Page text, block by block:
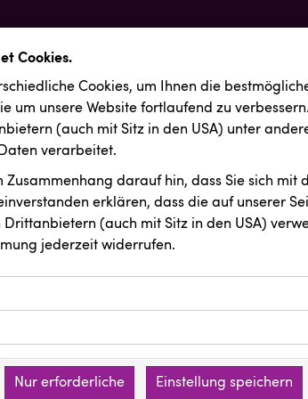
Cookies.
Cookies, um Ihnen die
um unsere Website fortlaufend zu
(auch mit Sitz in den USA) unter
verarbeitet.
Zusammenhang darauf hin, dass Sie sich mit
erklären, dass die auf unserer
Drittanbietern (auch mit Sitz in den USA)
jederzeit widerrufen.
ermöglichen grundlegende Funktionen und
erforderlich. Diese Cookies speichern keine
an keine Dritten übermittelt.
Website (Erstanbieter)
Besucher unsere Website nutzen.
Nur erforderliche Einstellung speichern